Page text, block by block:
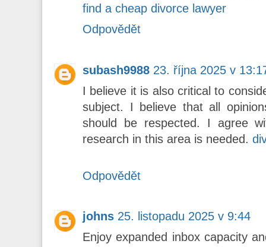
find a cheap divorce lawyer
Odpovědět
subash9988 23. října 2025 v
I believe it is also critical to
subject. I believe that all
should be respected. I agree
research in this area is needed.
Odpovědět
johns 25. listopadu 2025 v 9:44
Enjoy expanded inbox capacity